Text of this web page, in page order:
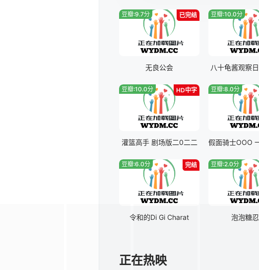
已完结
豆瓣:9.7分
无良公会
豆瓣:10.0分
八十龟酱观察
HD中字
豆瓣:10.0分
灌篮高手 剧场版二0二二
豆瓣:8.0分
完结
豆瓣:6.0分
令和的Di Gi Charat
豆瓣:2.0分
泡泡糖
正在热映